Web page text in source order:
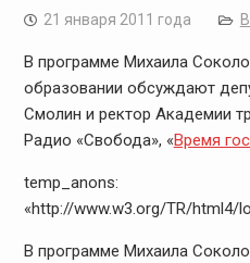
21 января 2011 года
В программе Михаила
образовании обсуждают
Смолин и ректор Академии
Радио «Свобода», «Время
temp_anons:
«http://www.w3.org/TR/html4/
В программе Михаила